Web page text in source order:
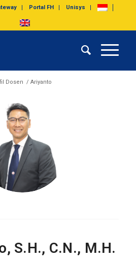
Portal FH Unisys
Dosen / Ariyanto
S.H., C.N., M.H.